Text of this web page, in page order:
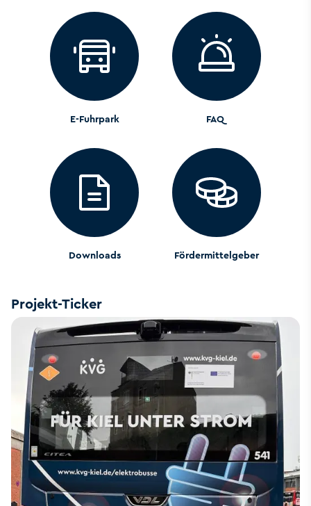
E-Fuhrpark FAQ
Downloads Fördermittelgeber
Projekt-Ticker